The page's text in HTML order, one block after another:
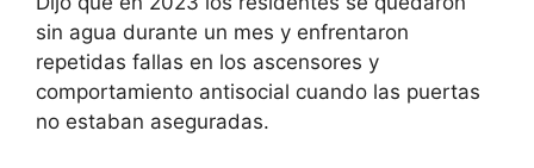
sin agua durante un mes y enfrentaron
repetidas fallas en los ascensores y
comportamiento antisocial cuando las puertas
no estaban aseguradas.